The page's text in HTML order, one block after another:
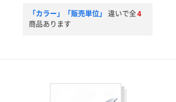
「カラー」「販売単位」 違いで全4
商品あります